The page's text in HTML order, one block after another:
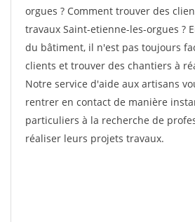
orgues ? Comment trouver des
travaux Saint-etienne-les-orgues ?
du bâtiment, il n'est pas toujours
clients et trouver des chantiers à
Notre service d'aide aux artisans
rentrer en contact de manière
particuliers à la recherche de
réaliser leurs projets travaux.